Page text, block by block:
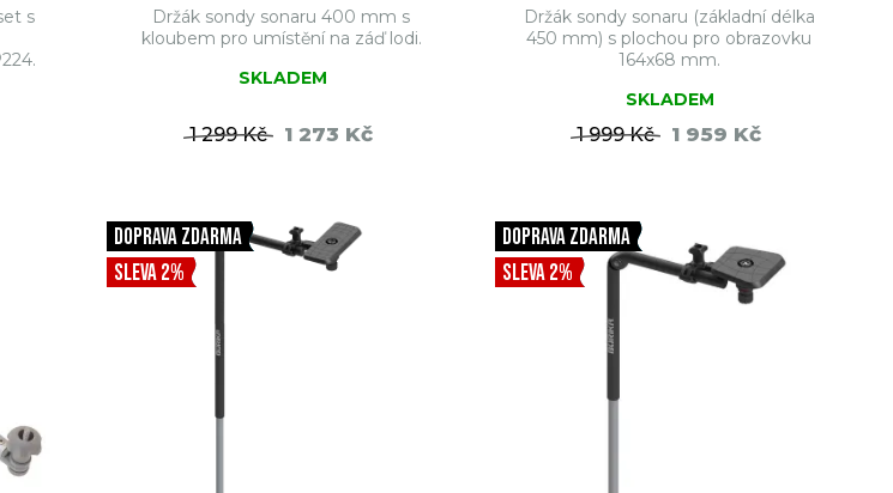
s
Držák sondy sonaru 400 mm s
kloubem pro umístění na záď lodi.
SKLADEM
1 299 Kč 1 273 Kč
Držák sondy sonaru (základní délka
450 mm) s plochou pro obrazovku
164x68 mm.
SKLADEM
1 999 Kč 1 959 Kč
DOPRAVA ZDARMA
SLEVA 2%
DOPRAVA ZDARMA
SLEVA 2%